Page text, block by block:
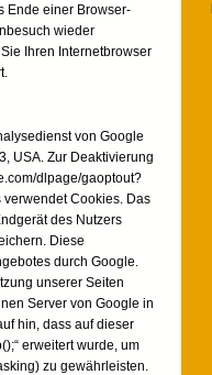
Ende einer Browser-
wieder
Ihren Internetbrowser
von Google
USA. Zur Deaktivierung
dlpage/gaoptout?
verwendet Cookies. Das
des Nutzers
Diese
durch Google.
unserer Seiten
Server von Google in
hin, dass auf dieser
erweitert wurde, um
zu gewährleisten.